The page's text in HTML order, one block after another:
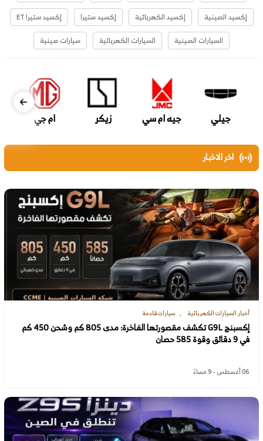
إكسيد الصينية
إكسيد الكهربائية إكسيد ستيرا
إكسيد ستيرا ET
السيارات الصينية
السيارات الكهربائية سيارات صينية
جيلي جيه ام سي زيكر ام جي
اخر الاخبار
أخبار السيارات الكهربائية سيارات قادمة
إكسبنج G9L تكشف مقصورتها الفاخرة: مدى 805 كم وشحن 450 كم
في 9 دقائق وقوة 585 حصان
06 أغسطس - 9 مساءً